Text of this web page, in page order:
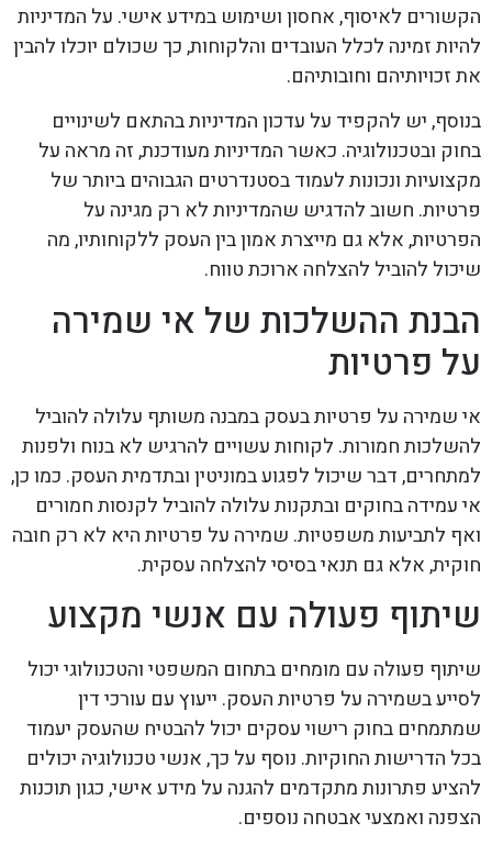
הקשורים לאיסוף, אחסון ושימוש במידע אישי. על המדיניות
להיות זמינה לכלל העובדים והלקוחות, כך שכולם יוכלו להבין
את זכויותיהם וחובותיהם.
בנוסף, יש להקפיד על עדכון המדיניות בהתאם לשינויים
בחוק ובטכנולוגיה. כאשר המדיניות מעודכנת, זה מראה על
מקצועיות ונכונות לעמוד בסטנדרטים הגבוהים ביותר של
פרטיות. חשוב להדגיש שהמדיניות לא רק מגינה על
הפרטיות, אלא גם מייצרת אמון בין העסק ללקוחותיו, מה
שיכול להוביל להצלחה ארוכת טווח.
הבנת ההשלכות של אי שמירה
על פרטיות
אי שמירה על פרטיות בעסק במבנה משותף עלולה להוביל
להשלכות חמורות. לקוחות עשויים להרגיש לא בנוח ולפנות
למתחרים, דבר שיכול לפגוע במוניטין ובתדמית העסק. כמו כן,
אי עמידה בחוקים ובתקנות עלולה להוביל לקנסות חמורים
ואף לתביעות משפטיות. שמירה על פרטיות היא לא רק חובה
חוקית, אלא גם תנאי בסיסי להצלחה עסקית.
שיתוף פעולה עם אנשי מקצוע
שיתוף פעולה עם מומחים בתחום המשפטי והטכנולוגי יכול
לסייע בשמירה על פרטיות העסק. ייעוץ עם עורכי דין
שמתמחים בחוק רישוי עסקים יכול להבטיח שהעסק יעמוד
בכל הדרישות החוקיות. נוסף על כך, אנשי טכנולוגיה יכולים
להציע פתרונות מתקדמים להגנה על מידע אישי, כגון תוכנות
הצפנה ואמצעי אבטחה נוספים.